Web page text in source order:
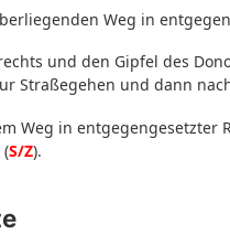
Weg in
und den Gipfel des
Straßegehen und dann
Weg in
S/Z).